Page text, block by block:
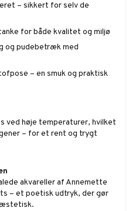
– sikkert for selv de
for både kvalitet og miljø
og pudebetræk med
– en smuk og praktisk
ved høje temperaturer, hvilket
– for et rent og trygt
akvareller af Annemette
– et poetisk udtryk, der gør